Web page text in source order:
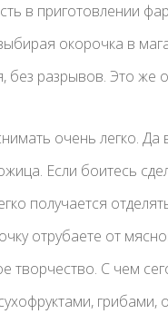
в приготовлении
окорочка в
без разрывов. Это же
очень легко. Да
Если боитесь
получается
отрубаете от
творчество. С чем